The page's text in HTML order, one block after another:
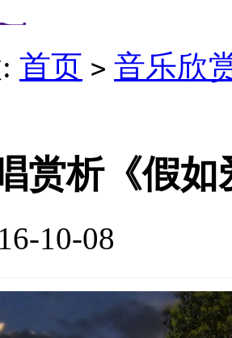
首页 > 音乐欣
赏析《假如
10-08